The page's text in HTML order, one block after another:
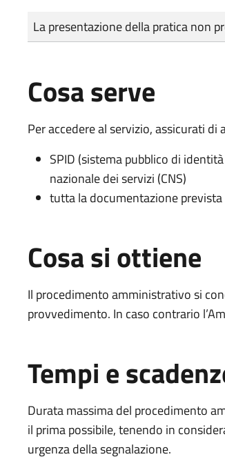
Tipo di pagamento
Importo
La presentazione della pratica non
Cosa serve
Per accedere al servizio, assicurati di
SPID (sistema pubblico di
nazionale dei servizi (CNS)
tutta la documentazione
Cosa si ottiene
Il procedimento amministrativo si
provvedimento. In caso contrario
Tempi e
Durata massima del procedimento
il prima possibile, tenendo in
urgenza della segnalazione.